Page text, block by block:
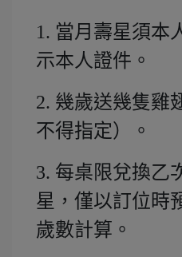
1. 當月壽星須本
示本人證件。
2. 幾歲送幾隻雞
不得指定）。
3. 每桌限兌換乙
星，僅以訂位時
歲數計算。